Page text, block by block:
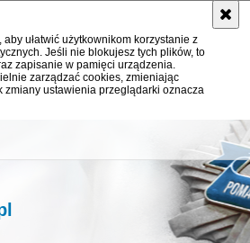
ułatwić użytkownikom korzystanie z
Jeśli nie blokujesz tych plików, to
zapisanie w pamięci urządzenia.
zarządzać cookies, zmieniając
zmiany ustawienia przeglądarki oznacza